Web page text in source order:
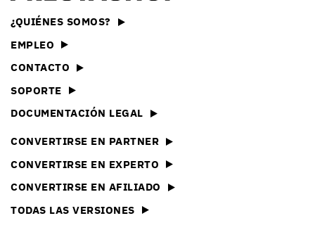
¿QUIÉNES SOMOS?
EMPLEO
CONTACTO
SOPORTE
DOCUMENTACIÓN LEGAL
CONVERTIRSE EN PARTNER
CONVERTIRSE EN EXPERTO
CONVERTIRSE EN AFILIADO
TODAS LAS VERSIONES